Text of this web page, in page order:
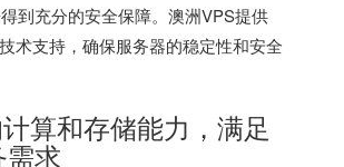
到充分的安全保障。澳洲VPS提供
术支持，确保服务器的稳定性和安全
算和存储能力，满足
求